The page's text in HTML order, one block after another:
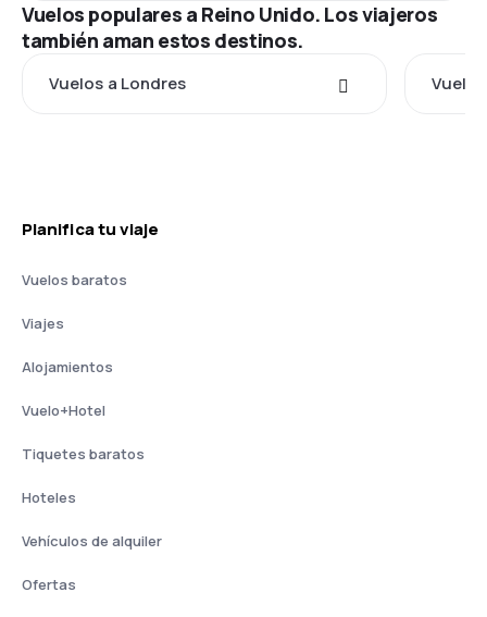
Vuelos populares a Reino Unido. Los viajeros
también aman estos destinos.
Vuelos a Londres
Planifica tu viaje
Vuelos baratos
Viajes
Alojamientos
Vuelo+Hotel
Tiquetes baratos
Hoteles
Vehículos de alquiler
Ofertas